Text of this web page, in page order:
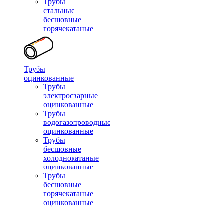
Трубы
стальные
бесшовные
горячекатаные
Трубы
оцинкованные
Трубы
электросварные
оцинкованные
Трубы
водогазопроводные
оцинкованные
Трубы
бесшовные
холоднокатаные
оцинкованные
Трубы
бесшовные
горячекатаные
оцинкованные